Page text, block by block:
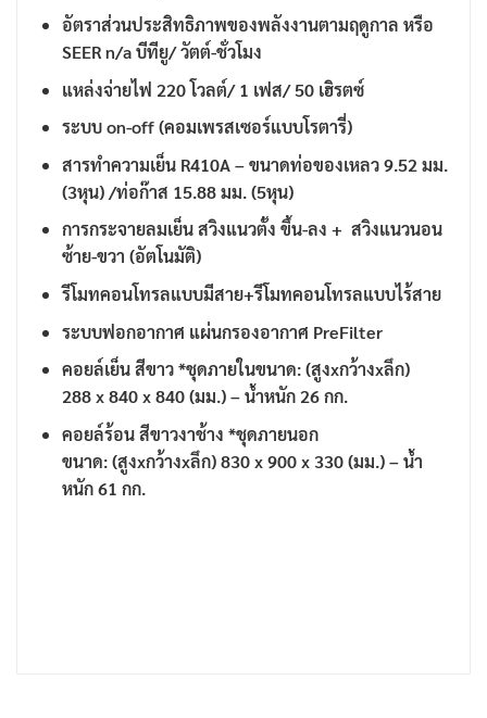
อัตราส่วนประสิทธิภาพของพลังงานตามฤดูกาล หรือ
SEER n/a บีทียู/ วัตต์-ชั่วโมง
แหล่งจ่ายไฟ 220 โวลต์/ 1 เฟส/ 50 เฮิรตซ์
ระบบ on-off (คอมเพรสเซอร์แบบโรตารี่)
สารทำความเย็น R410A – ขนาดท่อของเหลว 9.52 มม.
(3หุน) /ท่อก๊าส 15.88 มม. (5หุน)
การกระจายลมเย็น สวิงแนวตั้ง ขึ้น-ลง + สวิงแนวนอน
ซ้าย-ขวา (อัตโนมัติ)
รีโมทคอนโทรลแบบมีสาย+รีโมทคอนโทรลแบบไร้สาย
ระบบฟอกอากาศ แผ่นกรองอากาศ PreFilter
คอยล์เย็น สีขาว *ชุดภายในขนาด: (สูงxกว้างxลึก)
288 x 840 x 840 (มม.) – น้ำหนัก 26 กก.
คอยล์ร้อน สีขาวงาช้าง *ชุดภายนอก
ขนาด: (สูงxกว้างxลึก) 830 x 900 x 330 (มม.) – น้ำ
หนัก 61 กก.